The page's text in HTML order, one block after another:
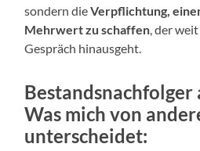
sondern dieVerpflichtung,
Mehrwert zu schaffen , der
Gespräch hinausgeht.
Bestandsnachfolger
Was mich von
unterscheidet: